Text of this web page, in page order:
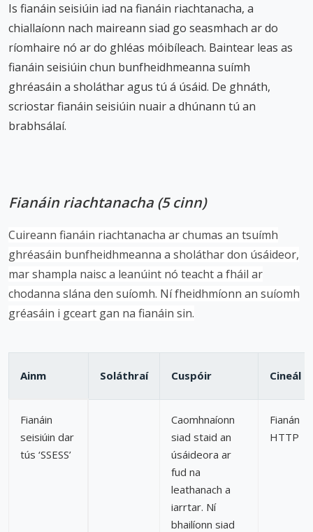
Is fianáin seisiúin iad na fianáin riachtanacha, a
chiallaíonn nach maireann siad go seasmhach ar do
ríomhaire nó ar do ghléas móibíleach. Baintear leas as
fianáin seisiúin chun bunfheidhmeanna suímh
ghréasáin a sholáthar agus tú á úsáid. De ghnáth,
scriostar fianáin seisiúin nuair a dhúnann tú an
brabhsálaí.
Fianáin riachtanacha (5 cinn)
Cuireann fianáin riachtanacha ar chumas an tsuímh
ghréasáin bunfheidhmeanna a sholáthar don úsáideor,
mar shampla naisc a leanúint nó teacht a fháil ar
chodanna slána den suíomh. Ní fheidhmíonn an suíomh
gréasáin i gceart gan na fianáin sin.
Ainm Soláthraí Cuspóir Cineál
Fianáin
seisiúin dar
tús ‘SSESS’
Caomhnaíonn
siad staid an
úsáideora ar
fud na
leathanach a
iarrtar. Ní
bhailíonn siad
Fianán
HTTP